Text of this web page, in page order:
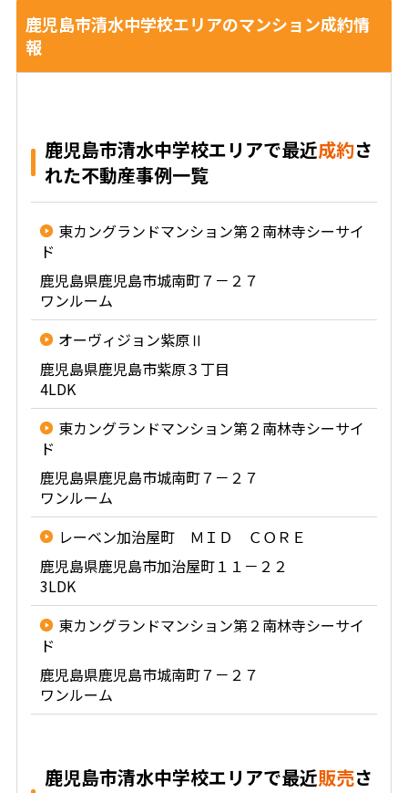
鹿児島市清水中学校エリアのマンション成約情
報
鹿児島市清水中学校エリアで最近成約さ
れた不動産事例一覧
東カングランドマンション第２南林寺シーサイ
ド
鹿児島県鹿児島市城南町７－２７
ワンルーム
オーヴィジョン紫原Ⅱ
鹿児島県鹿児島市紫原３丁目
4LDK
東カングランドマンション第２南林寺シーサイ
ド
鹿児島県鹿児島市城南町７－２７
ワンルーム
レーベン加治屋町 ＭＩＤ ＣＯＲＥ
鹿児島県鹿児島市加治屋町１１－２２
3LDK
東カングランドマンション第２南林寺シーサイ
ド
鹿児島県鹿児島市城南町７－２７
ワンルーム
鹿児島市清水中学校エリアで最近販売さ